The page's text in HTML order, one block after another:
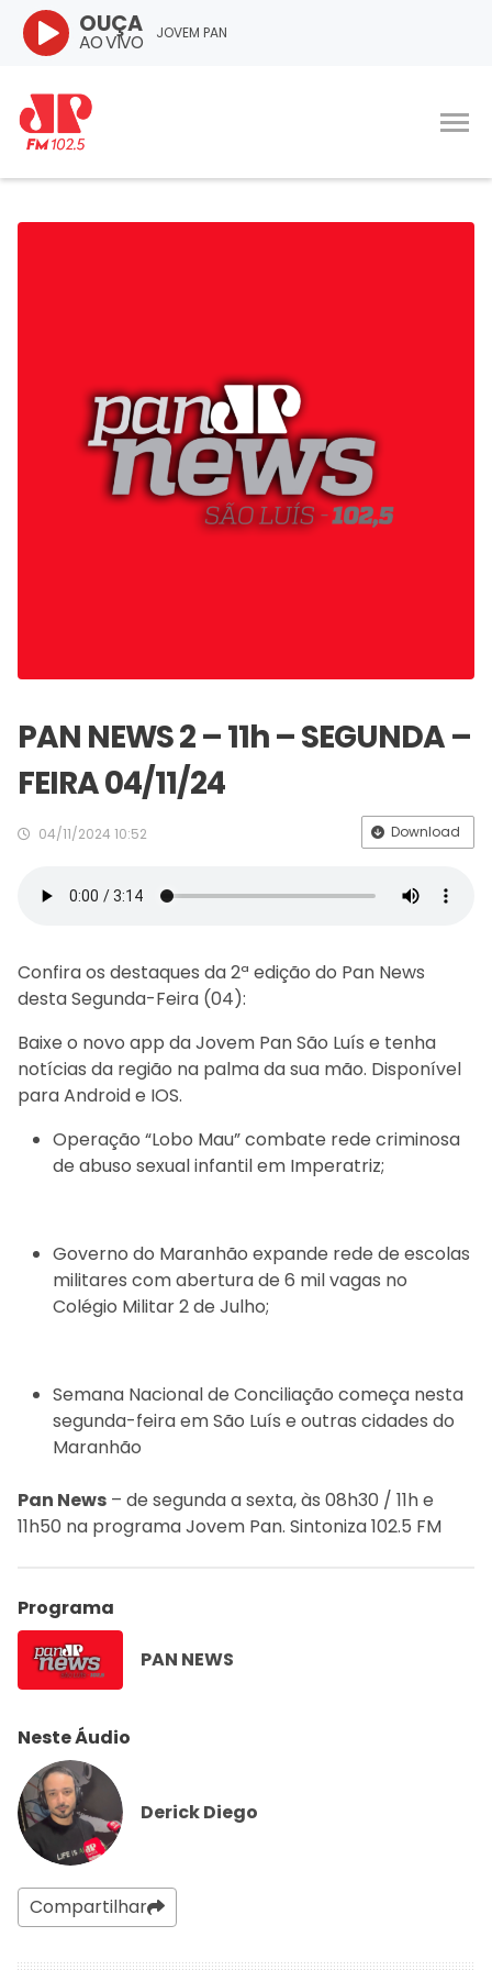
JOVEM PAN
OUÇA
AO VIVO
PAN NEWS 2 – 11h – SEGUNDA –
FEIRA 04/11/24
04/11/2024 10:52 Download
Confira os destaques da 2ª edição do Pan News
desta Segunda-Feira (04):
Baixe o novo app da Jovem Pan São Luís e tenha
notícias da região na palma da sua mão. Disponível
para Android e IOS.
Operação “Lobo Mau” combate rede criminosa
de abuso sexual infantil em Imperatriz;
Governo do Maranhão expande rede de escolas
militares com abertura de 6 mil vagas no
Colégio Militar 2 de Julho;
Semana Nacional de Conciliação começa nesta
segunda-feira em São Luís e outras cidades do
Maranhão
Pan News – de segunda a sexta, às 08h30 / 11h e
11h50 na programa Jovem Pan. Sintoniza 102.5 FM
Programa
PAN NEWS
Neste Áudio
Derick Diego
Compartilhar